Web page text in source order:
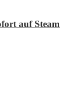
auf Steam